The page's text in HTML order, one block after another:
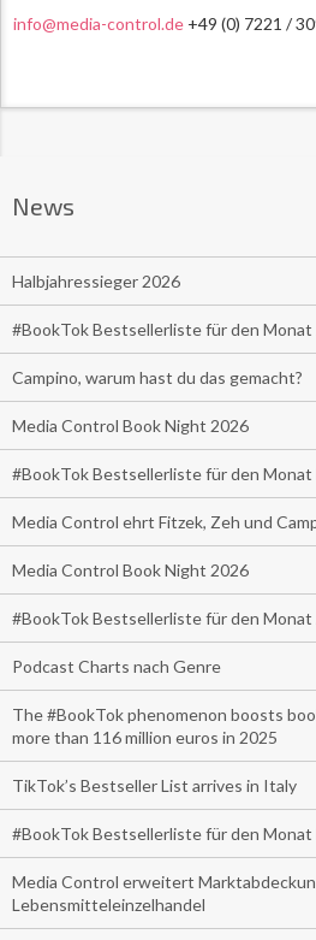
info@media-control.de +49 (0) 7221 /
News
Halbjahressieger 2026
#BookTok Bestsellerliste für den Monat
Campino, warum hast du das gemacht?
Media Control Book Night 2026
#BookTok Bestsellerliste für den Monat
Media Control ehrt Fitzek, Zeh und
Media Control Book Night 2026
#BookTok Bestsellerliste für den Monat
Podcast Charts nach Genre
The #BookTok phenomenon boosts
more than 116 million euros in 2025
TikTok’s Bestseller List arrives in Italy
#BookTok Bestsellerliste für den Monat
Media Control erweitert
Lebensmitteleinzelhandel